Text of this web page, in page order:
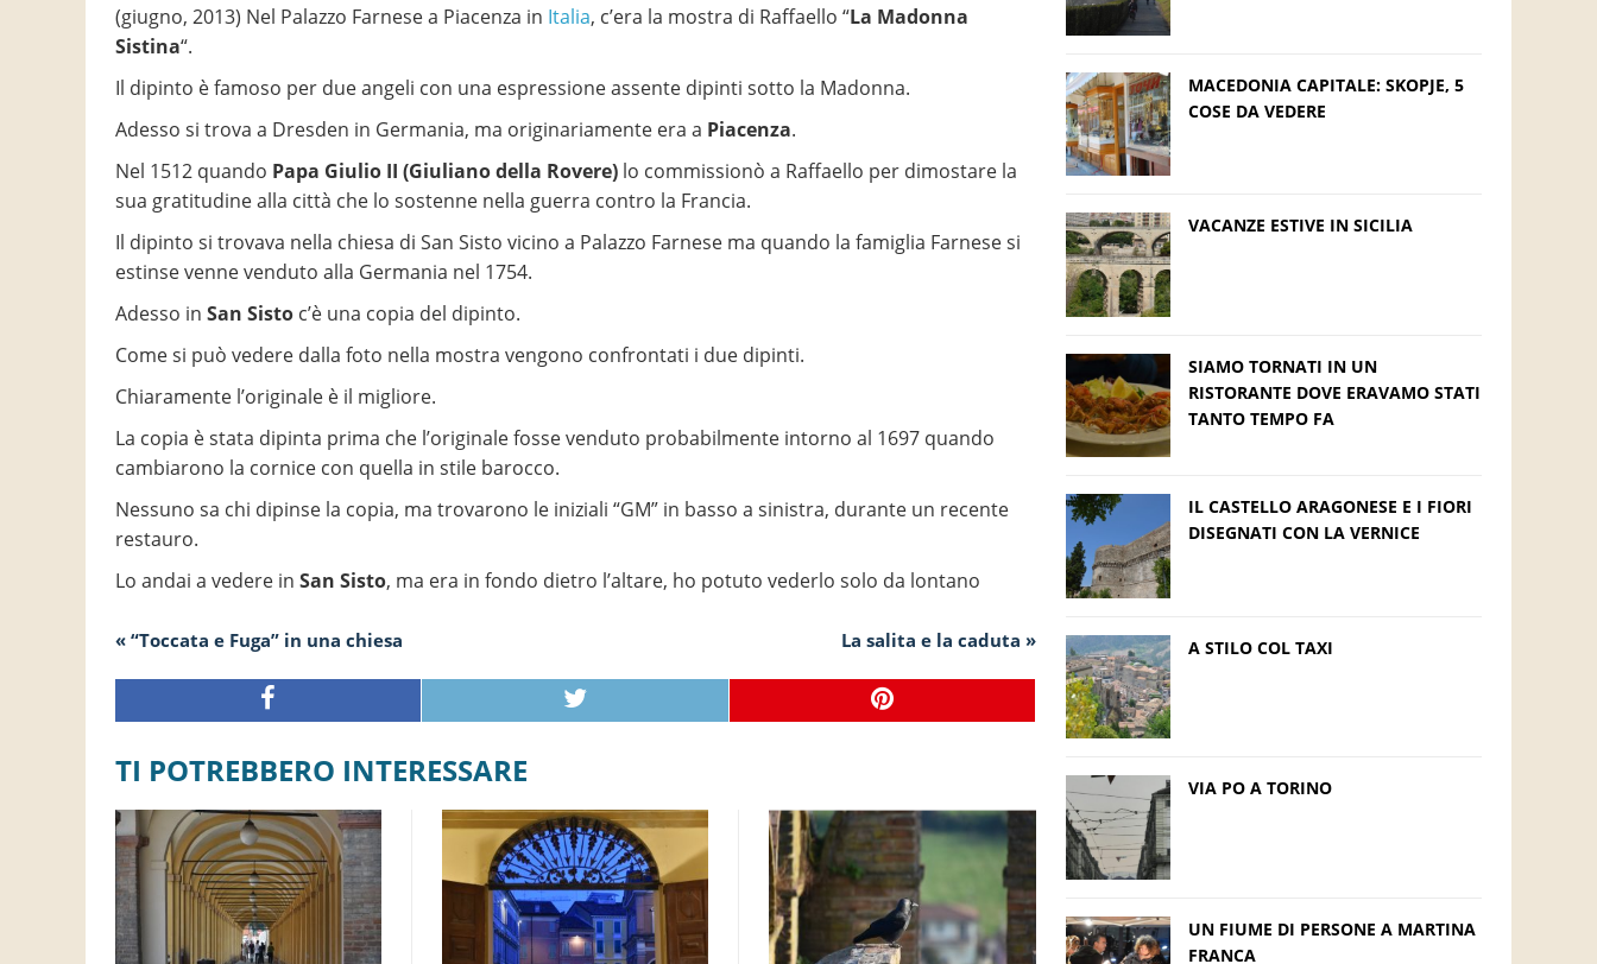
(giugno, 2013) Nel Palazzo Farnese a Piacenza in Italia, c’era la mostra di Raffaello “La Madonna
Sistina“.
Il dipinto è famoso per due angeli con una espressione assente dipinti sotto la Madonna.
Adesso si trova a Dresden in Germania, ma originariamente era a Piacenza.
Nel 1512 quando Papa Giulio II (Giuliano della Rovere) lo commissionò a Raffaello per dimostare la
sua gratitudine alla città che lo sostenne nella guerra contro la Francia.
Il dipinto si trovava nella chiesa di San Sisto vicino a Palazzo Farnese ma quando la famiglia Farnese si
estinse venne venduto alla Germania nel 1754.
Adesso in San Sisto c’è una copia del dipinto.
Come si può vedere dalla foto nella mostra vengono confrontati i due dipinti.
Chiaramente l’originale è il migliore.
La copia è stata dipinta prima che l’originale fosse venduto probabilmente intorno al 1697 quando
cambiarono la cornice con quella in stile barocco.
Nessuno sa chi dipinse la copia, ma trovarono le iniziali “GM” in basso a sinistra, durante un recente
restauro.
Lo andai a vedere in San Sisto, ma era in fondo dietro l’altare, ho potuto vederlo solo da lontano
« “Toccata e Fuga” in una chiesa La salita e la caduta »
TI POTREBBERO INTERESSARE
MACEDONIA CAPITALE: SKOPJE, 5
COSE DA VEDERE
VACANZE ESTIVE IN SICILIA
SIAMO TORNATI IN UN
RISTORANTE DOVE ERAVAMO STATI
TANTO TEMPO FA
IL CASTELLO ARAGONESE E I FIORI
DISEGNATI CON LA VERNICE
A STILO COL TAXI
VIA PO A TORINO
UN FIUME DI PERSONE A MARTINA
FRANCA